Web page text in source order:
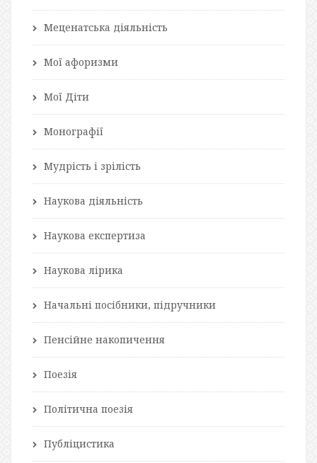
Меценатська діяльність
Мої афоризми
Мої Діти
Монографії
Мудрість і зрілість
Наукова діяльність
Наукова експертиза
Наукова лірика
Начальні посібники, підручники
Пенсійне накопичення
Поезія
Політична поезія
Публіцистика